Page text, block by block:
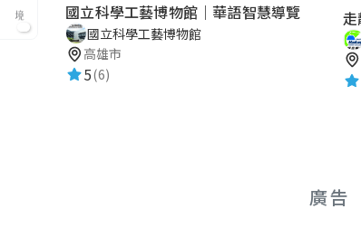
國立科學工藝博物館｜華語智慧導覽
國立科學工藝博物館
高雄市
5(6)
廣告